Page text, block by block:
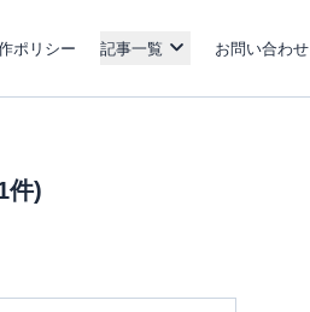
ポリシー 記事一覧 お問い合わせ
件)